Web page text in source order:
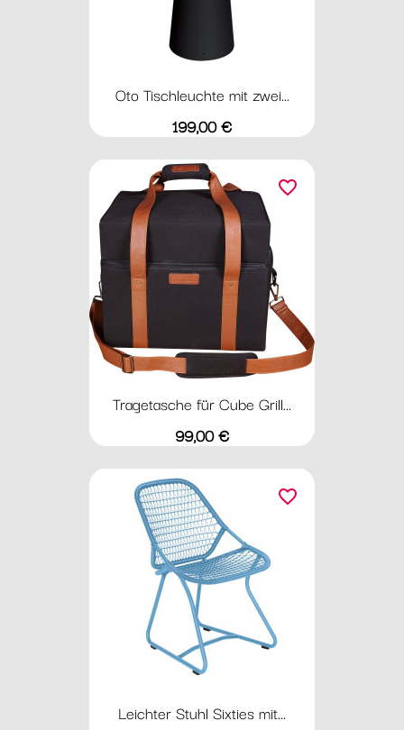
Oto Tischleuchte mit zwei...
Preis
199,00 €
Tragetasche für Cube Grill...
Preis
99,00 €
favorite_border
Leichter Stuhl Sixties mit...
favorite_border